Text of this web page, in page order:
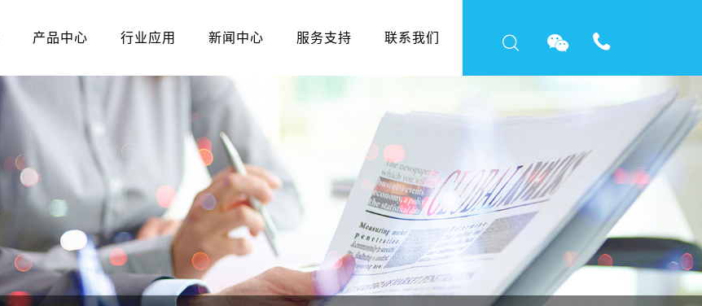
产品中心 行业应用 新闻中心 服务支持 联系我们